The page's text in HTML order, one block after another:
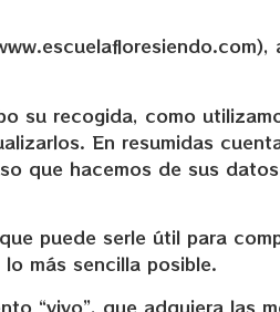
su recogida, como
En resumidas
que hacemos de sus
puede serle útil para
más sencilla posible.
“vivo”, que adquiera las